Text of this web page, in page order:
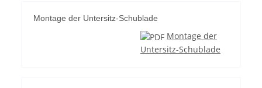
Montage der Untersitz-Schublade
Montage der
Untersitz-Schublade